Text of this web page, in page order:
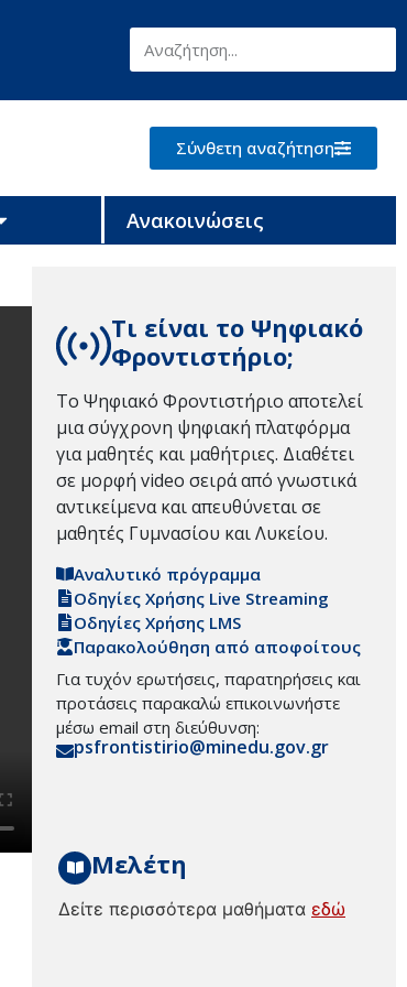
Σύνθετη αναζήτηση
Ανακοινώσεις
Τι είναι το Ψηφιακό
Φροντιστήριο;
Το Ψηφιακό Φροντιστήριο αποτελεί
μια σύγχρονη ψηφιακή πλατφόρμα
για μαθητές και μαθήτριες. Διαθέτει
σε μορφή video σειρά από γνωστικά
αντικείμενα και απευθύνεται σε
μαθητές Γυμνασίου και Λυκείου.
Αναλυτικό πρόγραμμα
Οδηγίες Χρήσης Live Streaming
Οδηγίες Χρήσης LMS
Παρακολούθηση από αποφοίτους
Για τυχόν ερωτήσεις, παρατηρήσεις και
προτάσεις παρακαλώ επικοινωνήστε
μέσω email στη διεύθυνση:
psfrontistirio@minedu.gov.gr
Μελέτη
Δείτε περισσότερα μαθήματα εδώ